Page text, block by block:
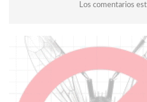
Los comentarios